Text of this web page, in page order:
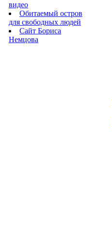
видео
Обитаемый остров
для свободных людей
Сайт Бориса
Немцова